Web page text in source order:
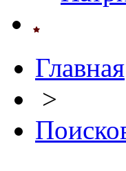
Главная
>